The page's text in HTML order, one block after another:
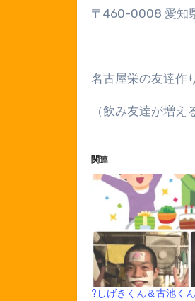
〒 460-0008 愛知
名古屋栄の友達作
（飲み友達が増え
関連
?しげきくん＆古池く